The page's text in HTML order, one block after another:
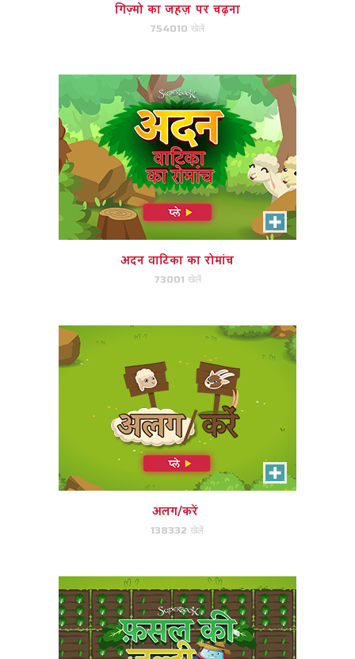
गिज़्मो का जहज़ पर चढ़ना
754010 खेलें
अदन वाटिका का रोमांच
73001 खेलें
अलग/करें
गिज़मो की भेड़ और बकरियों को अलग
अलग/करें
138332 खेलें
फ़सल की जल्दी
किसान गिज़मो अपने पौधों की फसल में
मदद करें!